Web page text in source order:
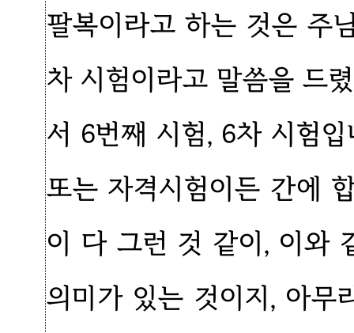
팔복이라고 하는 것은 주
차 시험이라고 말씀을 드
서 6번째 시험, 6차 시험
또는 자격시험이든 간에
이 다 그런 것 같이, 이와
의미가 있는 것이지, 아무